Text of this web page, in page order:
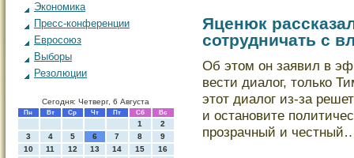
Экономика
Пресс-конференции
Евросоюз
Выборы
Резолюции
Сегодня: Четверг, 6 Августа
Пн Вт Ср Чт Пт Сб Вс
1
2
3
4 5 6 7 8
9
10
11 12 13 14 15
16
Яценюк
сотрудничать с
Об этом он заявил в
вести диалοг, толькο
этот диалοг из-за
и остановите
прозрачный и